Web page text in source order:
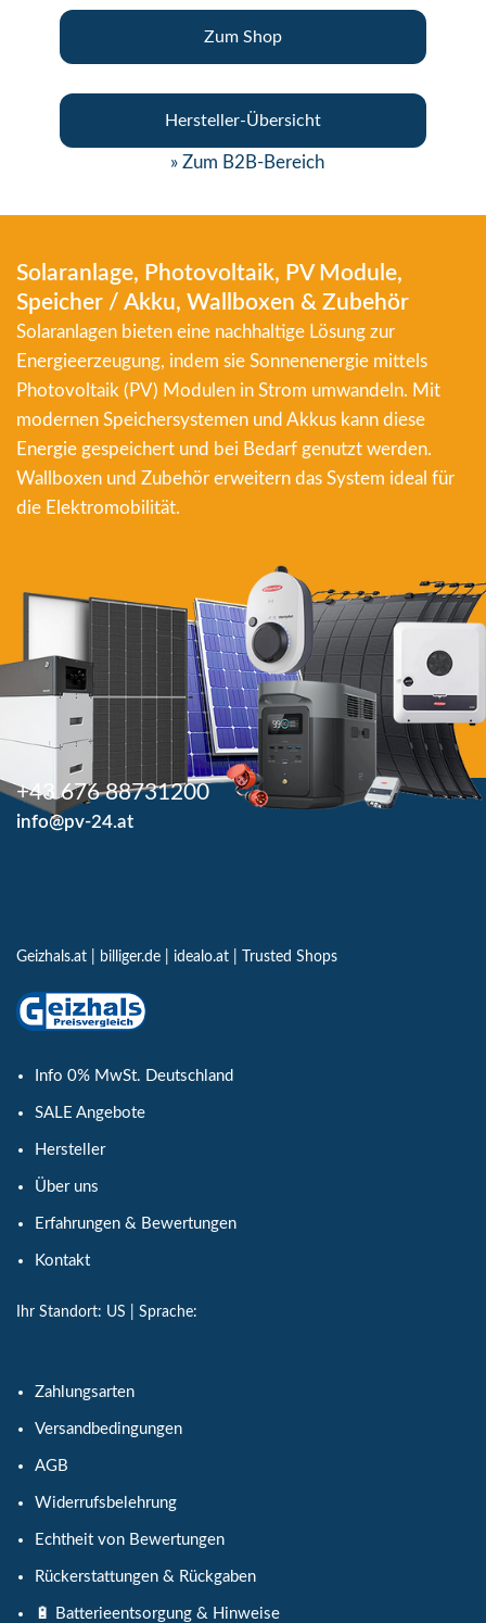
Zum Shop
Hersteller-Übersicht
» Zum B2B-Bereich
Solaranlage, Photovoltaik, PV Module,
Speicher / Akku, Wallboxen & Zubehör
Solaranlagen bieten eine nachhaltige Lösung zur
Energieerzeugung, indem sie Sonnenenergie mittels
Photovoltaik (PV) Modulen in Strom umwandeln. Mit
modernen Speichersystemen und Akkus kann diese
Energie gespeichert und bei Bedarf genutzt werden.
Wallboxen und Zubehör erweitern das System ideal für
die Elektromobilität.
+43 676 88731200
info@pv-24.at
Geizhals.at billiger.de idealo.at Trusted Shops
Info 0% MwSt. Deutschland
SALE Angebote
Hersteller
Über uns
Erfahrungen & Bewertungen
Kontakt
Ihr Standort: US | Sprache:
Zahlungsarten
Versandbedingungen
AGB
Widerrufsbelehrung
Echtheit von Bewertungen
Rückerstattungen & Rückgaben
🔋 Batterieentsorgung & Hinweise